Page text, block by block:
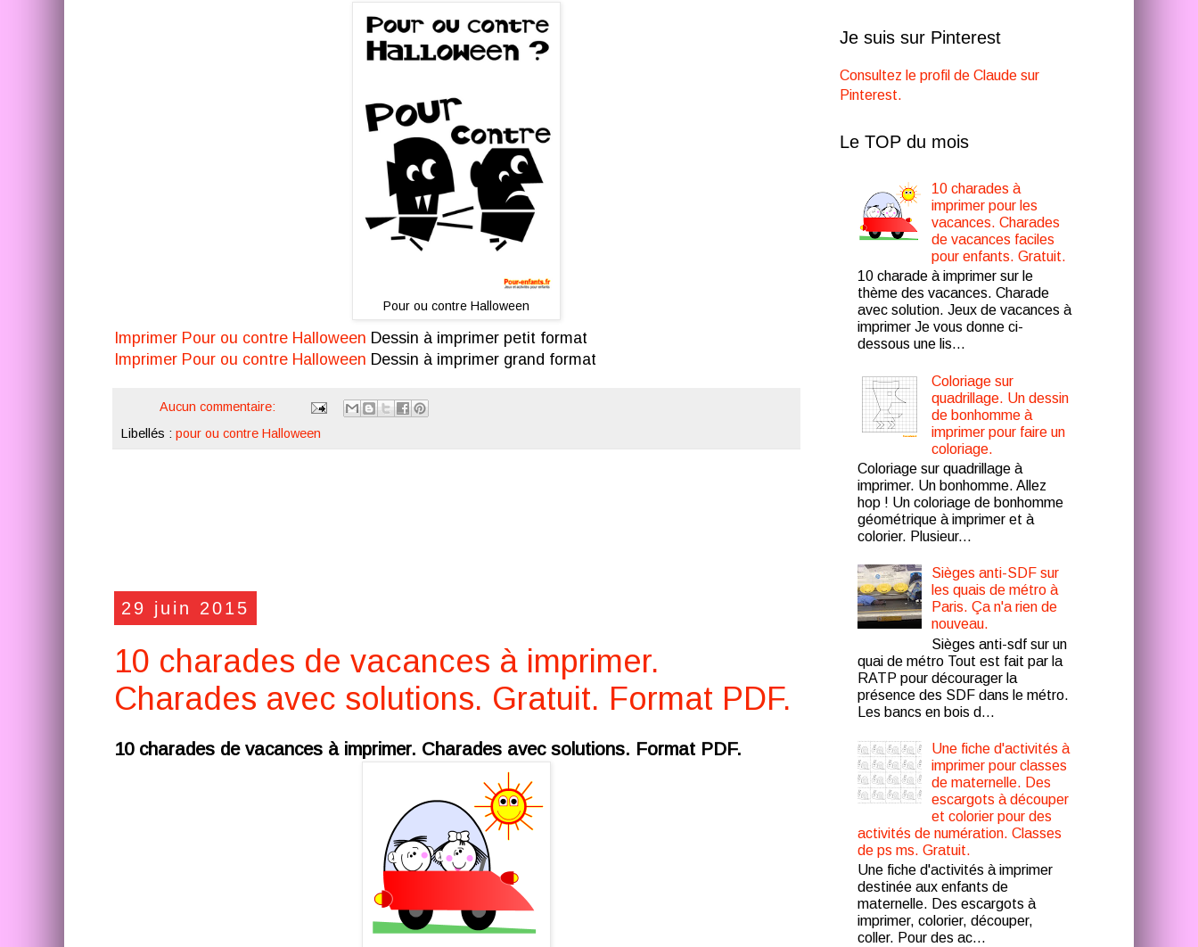
Pour ou contre Halloween
Imprimer Pour ou contre Halloween Dessin à imprimer petit format
Imprimer Pour ou contre Halloween Dessin à imprimer grand format
Aucun commentaire:
Libellés : pour ou contre Halloween
29 juin 2015
10 charades de vacances à imprimer.
Charades avec solutions. Gratuit. Format PDF.
10 charades de vacances à imprimer. Charades avec solutions. Format PDF.
Je suis sur Pinterest
Consultez le profil de Claude sur
Pinterest.
Le TOP du mois
10 charades à
imprimer pour les
vacances. Charades
de vacances faciles
pour enfants. Gratuit.
10 charade à imprimer sur le
thème des vacances. Charade
avec solution. Jeux de vacances à
imprimer Je vous donne ci-
dessous une lis...
Coloriage sur
quadrillage. Un dessin
de bonhomme à
imprimer pour faire un
coloriage.
Coloriage sur quadrillage à
imprimer. Un bonhomme. Allez
hop ! Un coloriage de bonhomme
géométrique à imprimer et à
colorier. Plusieur...
Sièges anti-SDF sur
les quais de métro à
Paris. Ça n'a rien de
nouveau.
Sièges anti-sdf sur un
quai de métro Tout est fait par la
RATP pour décourager la
présence des SDF dans le métro.
Les bancs en bois d...
Une fiche d'activités à
imprimer pour classes
de maternelle. Des
escargots à découper
et colorier pour des
activités de numération. Classes
de ps ms. Gratuit.
Une fiche d'activités à imprimer
destinée aux enfants de
maternelle. Des escargots à
imprimer, colorier, découper,
coller. Pour des ac...